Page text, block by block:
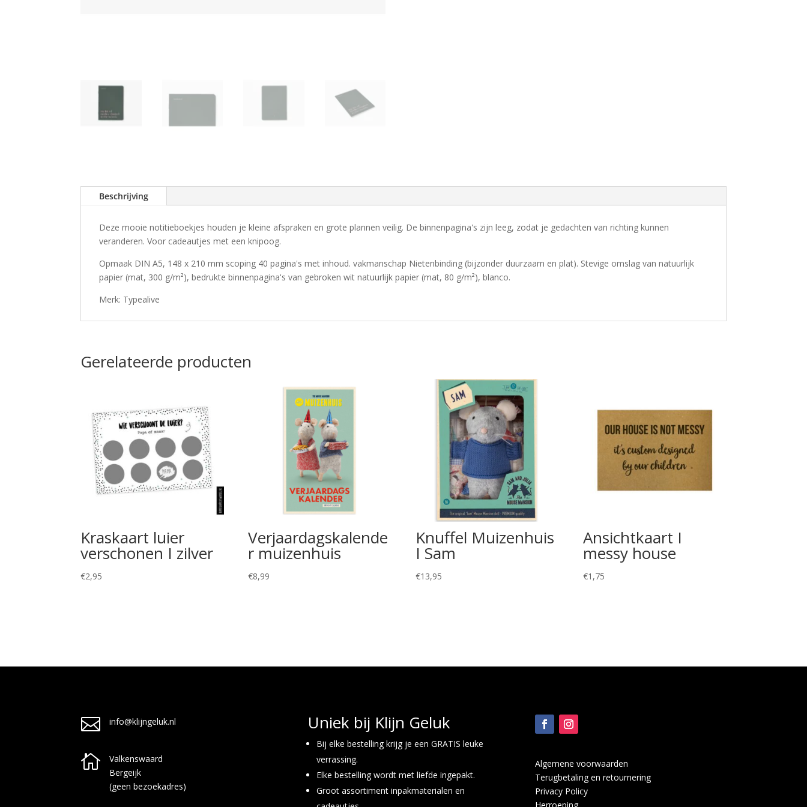
Beschrijving
Deze mooie notitieboekjes houden je kleine afspraken en grote plannen veilig. De binnenpagina's zijn leeg, zodat je gedachten van richting kunnen
veranderen. Voor cadeautjes met een knipoog.
Opmaak DIN A5, 148 x 210 mm scoping 40 pagina's met inhoud. vakmanschap Nietenbinding (bijzonder duurzaam en plat). Stevige omslag van natuurlijk
papier (mat, 300 g/m²), bedrukte binnenpagina's van gebroken wit natuurlijk papier (mat, 80 g/m²), blanco.
Merk: Typealive
Gerelateerde producten
Kraskaart luier
verschonen I zilver
€2,95
Verjaardagskalende
r muizenhuis
€8,99
Knuffel Muizenhuis
I Sam
€13,95
Ansichtkaart I
messy house
€1,75
 info@klijngeluk.nl

Valkenswaard
Bergeijk
(geen bezoekadres)
Uniek bij Klijn Geluk
Bij elke bestelling krijg je een GRATIS leuke
verrassing.
Elke bestelling wordt met liefde ingepakt.
Groot assortiment inpakmaterialen en
Algemene voorwaarden
Terugbetaling en retournering
Privacy Policy